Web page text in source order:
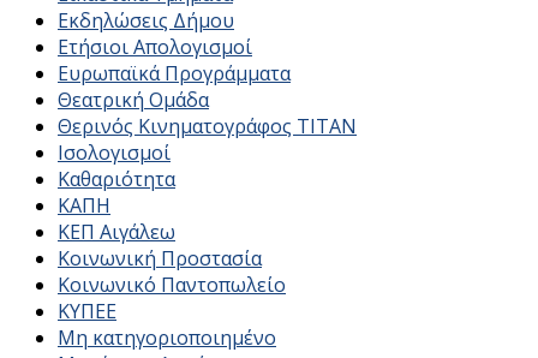
Εκδηλώσεις Δήμου
Ετήσιοι Απολογισμοί
Ευρωπαϊκά Προγράμματα
Θεατρική Ομάδα
Θερινός Κινηματογράφος ΤΙΤΑΝ
Ισολογισμοί
Καθαριότητα
ΚΑΠΗ
ΚΕΠ Αιγάλεω
Κοινωνική Προστασία
Κοινωνικό Παντοπωλείο
ΚΥΠΕΕ
Μη κατηγοριοποιημένο